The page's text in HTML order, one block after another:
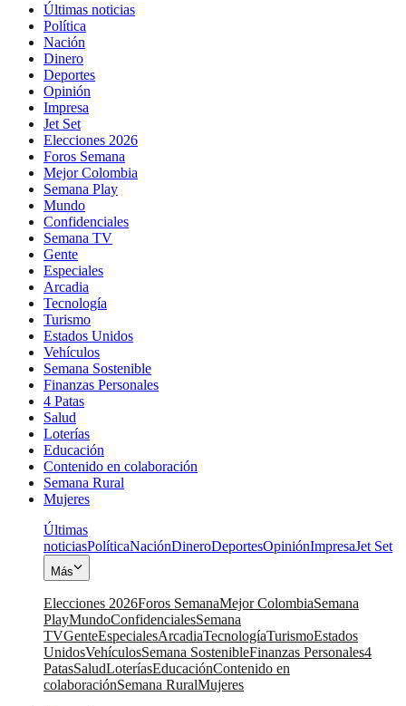
Últimas noticias
Política
Nación
Dinero
Deportes
Opinión
Impresa
Jet Set
Elecciones 2026
Foros Semana
Mejor Colombia
Semana Play
Mundo
Confidenciales
Semana TV
Gente
Especiales
Arcadia
Tecnología
Turismo
Estados Unidos
Vehículos
Semana Sostenible
Finanzas Personales
4 Patas
Salud
Loterías
Educación
Contenido en colaboración
Semana Rural
Mujeres
Últimas
noticiasPolíticaNaciónDineroDeportesOpiniónImpresaJet Set
Más
Elecciones 2026Foros SemanaMejor ColombiaSemana
PlayMundoConfidencialesSemana
TVGenteEspecialesArcadiaTecnologíaTurismoEstados
UnidosVehículosSemana SostenibleFinanzas Personales4
PatasSaludLoteríasEducaciónContenido en
colaboraciónSemana RuralMujeres